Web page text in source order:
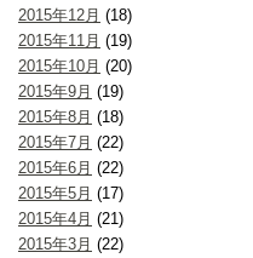
2015年12月 (18)
2015年11月 (19)
2015年10月 (20)
2015年9月 (19)
2015年8月 (18)
2015年7月 (22)
2015年6月 (22)
2015年5月 (17)
2015年4月 (21)
2015年3月 (22)